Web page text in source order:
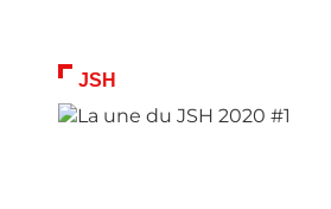
JSH